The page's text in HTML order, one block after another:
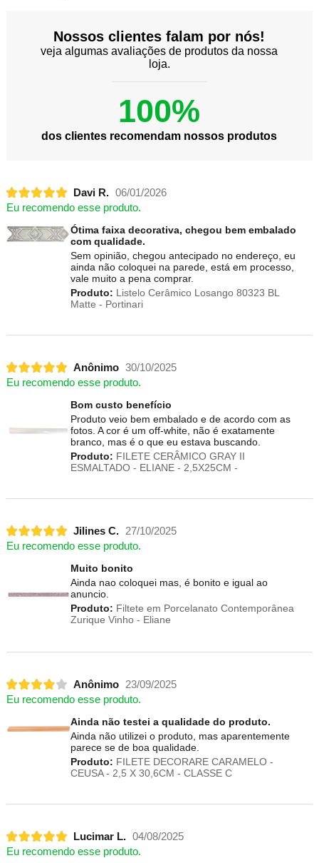
Nossos clientes falam por nós!
veja algumas avaliações de produtos da nossa
loja.
100%
dos clientes recomendam nossos produtos
Davi R. 06/01/2026
Eu recomendo esse produto.
Ótima faixa decorativa, chegou bem embalado
com qualidade.
Sem opinião, chegou antecipado no endereço, eu
ainda não coloquei na parede, está em processo,
vale muito a pena comprar.
Produto: Listelo Cerâmico Losango 80323 BL
Matte - Portinari
Anônimo 30/10/2025
Eu recomendo esse produto.
Bom custo benefício
Produto veio bem embalado e de acordo com as
fotos. A cor é um off-white, não é exatamente
branco, mas é o que eu estava buscando.
Produto: FILETE CERÂMICO GRAY II
ESMALTADO - ELIANE - 2,5X25CM -
Jilines C.
27/10/2025
Eu recomendo esse produto.
Muito bonito
Ainda nao coloquei mas, é bonito e igual ao
anuncio.
Produto: Filtete em Porcelanato Contemporânea
Zurique Vinho - Eliane
Anônimo
23/09/2025
Eu recomendo esse produto.
Ainda não testei a qualidade do produto.
Ainda não utilizei o produto, mas aparentemente
parece se de boa qualidade.
Produto: FILETE DECORARE CARAMELO -
CEUSA - 2,5 X 30,6CM - CLASSE C
Lucimar L. 04/08/2025
Eu recomendo esse produto.